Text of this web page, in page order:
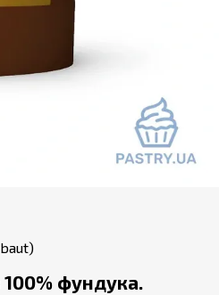
фундука.